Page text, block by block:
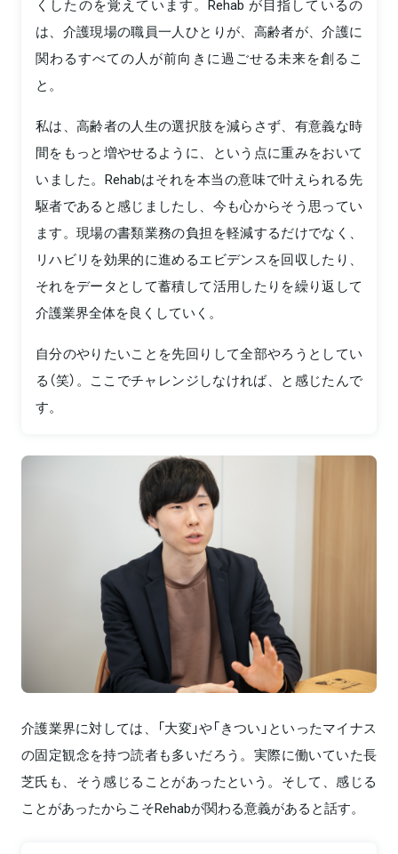
くしたのを覚えています。Rehab が目指しているの
は、介護現場の職員一人ひとりが、高齢者が、介護に
関わるすべての人が前向きに過ごせる未来を創るこ
と。
私は、高齢者の人生の選択肢を減らさず、有意義な時
間をもっと増やせるように、という点に重みをおいて
いました。Rehabはそれを本当の意味で叶えられる先
駆者であると感じましたし、今も心からそう思ってい
ます。現場の書類業務の負担を軽減するだけでなく、
リハビリを効果的に進めるエビデンスを回収したり、
それをデータとして蓄積して活用したりを繰り返して
介護業界全体を良くしていく。
自分のやりたいことを先回りして全部やろうとしてい
る（笑）。ここでチャレンジしなければ、と感じたんで
す。
介護業界に対しては、「大変」や「きつい」といったマイナス
の固定観念を持つ読者も多いだろう。実際に働いていた長
芝氏も、そう感じることがあったという。そして、感じる
ことがあったからこそRehabが関わる意義があると話す。